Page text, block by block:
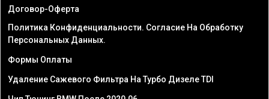
Договор-Оферта
Политика Конфиденциальности. Согласие На Обработку
Персональных Данных.
Формы Оплаты
Удаление Сажевого Фильтра На Турбо Дизеле TDI